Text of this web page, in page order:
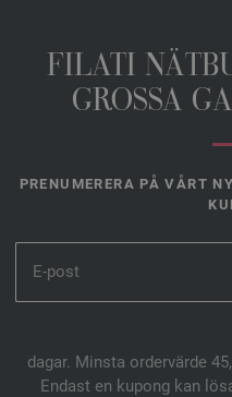
FILATI
GROSSA
PRENUMERERA PÅ VÅRT
dagar. Minsta ordervärde
Endast en kupong kan